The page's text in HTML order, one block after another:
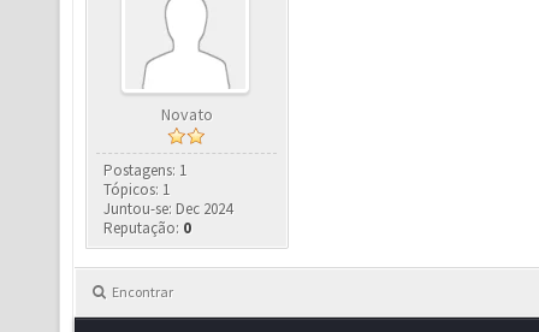
Novato
Postagens: 1
Tópicos: 1
Juntou-se: Dec 2024
Reputação: 0
Encontrar